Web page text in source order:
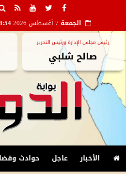
الجمعة
رئيس مجلس الإدارة ورئيس التحرير
صالح شلبي
الأخبار عاجل حوادث